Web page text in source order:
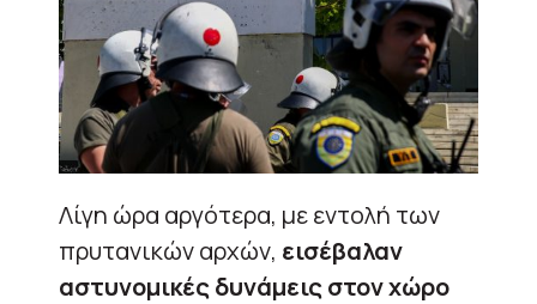
Λίγη ώρα αργότερα, με εντολή των
πρυτανικών αρχών, εισέβαλαν
αστυνομικές δυνάμεις στον χώρο